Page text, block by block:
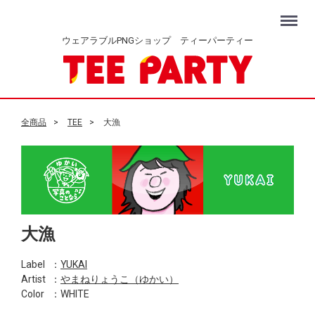
ウェアラブルPNGショップ ティーパーティー
Menu
全商品 TEE 大漁
大漁
Label ： YUKAI
Artist
： やまねりょうこ（ゆかい）
Color
：WHITE